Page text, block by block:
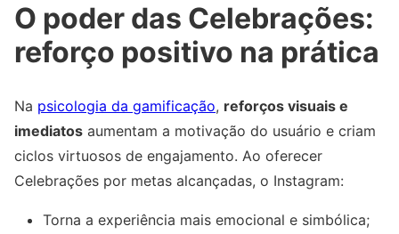
O poder das Celebrações:
reforço positivo na prática
Na psicologia da gamificação, reforços visuais e
imediatos aumentam a motivação do usuário e criam
ciclos virtuosos de engajamento. Ao oferecer
Celebrações por metas alcançadas, o Instagram:
Torna a experiência mais emocional e simbólica;